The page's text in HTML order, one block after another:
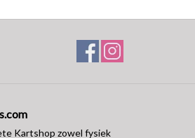
Kartshop zowel fysiek